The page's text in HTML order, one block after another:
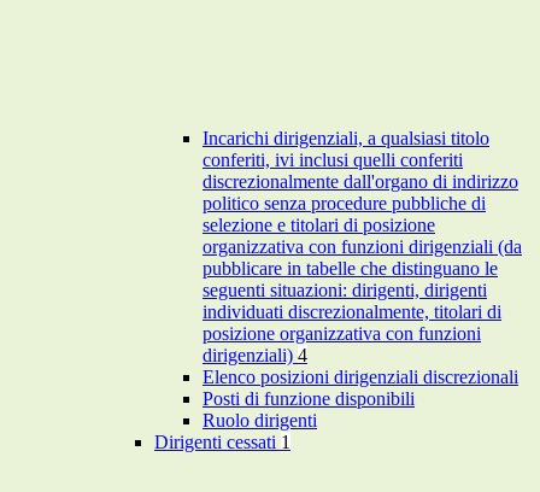
Incarichi dirigenziali, a qualsiasi titolo
conferiti, ivi inclusi quelli conferiti
discrezionalmente dall'organo di indirizzo
politico senza procedure pubbliche di
selezione e titolari di posizione
organizzativa con funzioni dirigenziali (da
pubblicare in tabelle che distinguano le
seguenti situazioni: dirigenti, dirigenti
individuati discrezionalmente, titolari di
posizione organizzativa con funzioni
dirigenziali) 4
Elenco posizioni dirigenziali discrezionali
Posti di funzione disponibili
Ruolo dirigenti
Dirigenti cessati 1